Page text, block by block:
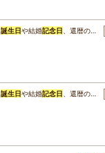
誕生日や結婚記念日 、還暦の…
誕生日や結婚記念日 、還暦の…